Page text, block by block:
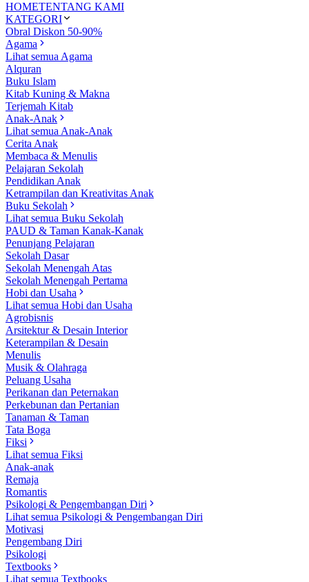
HOMETENTANG KAMI
KATEGORI
Obral Diskon 50-90%
Agama
Lihat semua Agama
Alquran
Buku Islam
Kitab Kuning & Makna
Terjemah Kitab
Anak-Anak
Lihat semua Anak-Anak
Cerita Anak
Membaca & Menulis
Pelajaran Sekolah
Pendidikan Anak
Ketrampilan dan Kreativitas Anak
Buku Sekolah
Lihat semua Buku Sekolah
PAUD & Taman Kanak-Kanak
Penunjang Pelajaran
Sekolah Dasar
Sekolah Menengah Atas
Sekolah Menengah Pertama
Hobi dan Usaha
Lihat semua Hobi dan Usaha
Agrobisnis
Arsitektur & Desain Interior
Keterampilan & Desain
Menulis
Musik & Olahraga
Peluang Usaha
Perikanan dan Peternakan
Perkebunan dan Pertanian
Tanaman & Taman
Tata Boga
Fiksi
Lihat semua Fiksi
Anak-anak
Remaja
Romantis
Psikologi & Pengembangan Diri
Lihat semua Psikologi & Pengembangan Diri
Motivasi
Pengembang Diri
Psikologi
Textbooks
Lihat semua Textbooks